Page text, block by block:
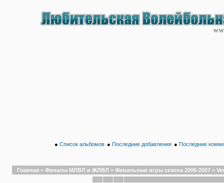
● Список альбомов ● Последние добавления ● Последние
Главная > Финалы МЛВЛ и ЖЛВЛ > Финальные игры сезона 2006-2007 >